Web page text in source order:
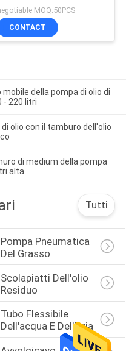
MOQ:50PCS
CONTACT
della pompa di olio di
- 220 litri
olio con il tamburo dell'olio
di medium della pompa
alta
Tutti
Pompa Pneumatica
Del Grasso
Scolapiatti Dell'olio
Residuo
Tubo Flessibile
Dell'acqua E Dell'aria